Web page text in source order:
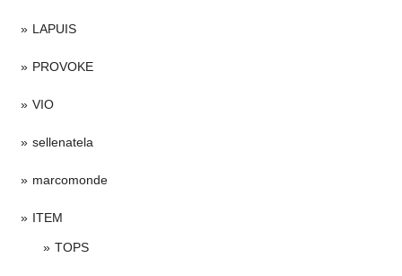
LAPUIS
PROVOKE
VIO
sellenatela
marcomonde
ITEM
TOPS